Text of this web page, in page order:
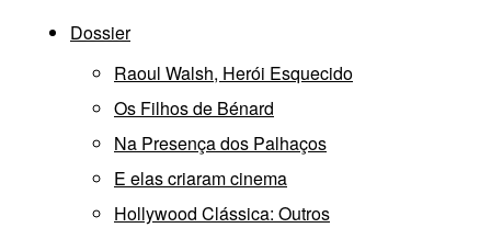
Dossier
Raoul Walsh, Herói Esquecido
Os Filhos de Bénard
Na Presença dos Palhaços
E elas criaram cinema
Hollywood Clássica: Outros